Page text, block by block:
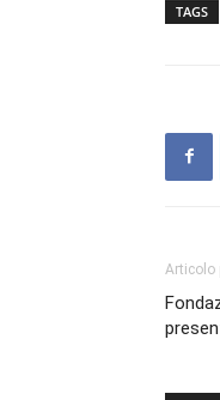
TAGS
Articolo